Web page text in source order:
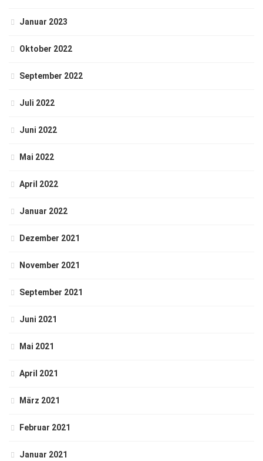
Januar 2023
Oktober 2022
September 2022
Juli 2022
Juni 2022
Mai 2022
April 2022
Januar 2022
Dezember 2021
November 2021
September 2021
Juni 2021
Mai 2021
April 2021
März 2021
Februar 2021
Januar 2021